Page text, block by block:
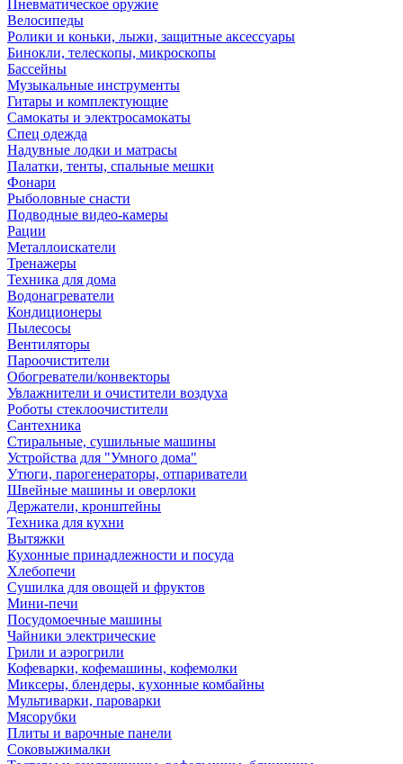
Пневматическое оружие
Велосипеды
Ролики и коньки, лыжи, защитные аксессуары
Бинокли, телескопы, микроскопы
Бассейны
Музыкальные инструменты
Гитары и комплектующие
Самокаты и электросамокаты
Спец одежда
Надувные лодки и матрасы
Палатки, тенты, спальные мешки
Фонари
Рыболовные снасти
Подводные видео-камеры
Рации
Металлоискатели
Тренажеры
Техника для дома
Водонагреватели
Кондиционеры
Пылесосы
Вентиляторы
Пароочистители
Обогреватели/конвекторы
Увлажнители и очистители воздуха
Роботы стеклоочистители
Сантехника
Стиральные, сушильные машины
Устройства для "Умного дома"
Утюги, парогенераторы, отпариватели
Швейные машины и оверлоки
Держатели, кронштейны
Техника для кухни
Вытяжки
Кухонные принадлежности и посуда
Хлебопечи
Сушилка для овощей и фруктов
Мини-печи
Посудомоечные машины
Чайники электрические
Грили и аэрогрили
Кофеварки, кофемашины, кофемолки
Миксеры, блендеры, кухонные комбайны
Мультиварки, пароварки
Мясорубки
Плиты и варочные панели
Соковыжималки